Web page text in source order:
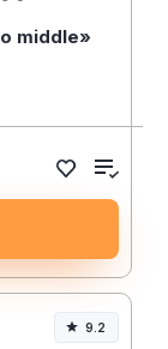
middle»
9.2